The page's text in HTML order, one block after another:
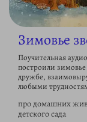
Зимовье
Поучительная
построили зимовье
дружбе,
любыми
про домашних
детского сада